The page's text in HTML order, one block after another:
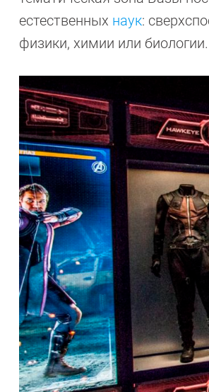
естественных наук:
физики, химии или биологии.